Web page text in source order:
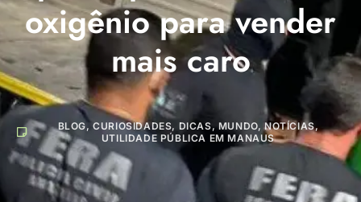
oxigênio para vender
mais caro
BLOG,CURIOSIDADES, DICAS, MUNDO,NOTÍCIAS,
UTILIDADE PÚBLICA EM MANAUS